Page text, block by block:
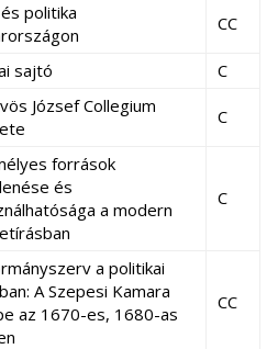
politika
CC
sajtó
C
József Collegium
C
források
és
a modern
C
a politikai
A Szepesi Kamara
az 1670-es, 1680-as
CC